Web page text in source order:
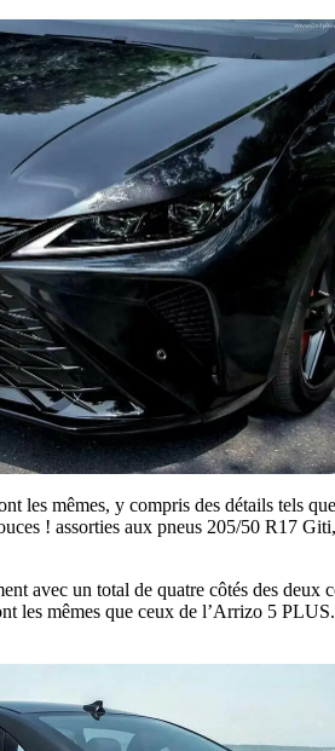
mêmes, y compris des détails tels
! assorties aux pneus 205/50 R17
avec un total de quatre côtés des deux
les mêmes que ceux de l’Arrizo 5